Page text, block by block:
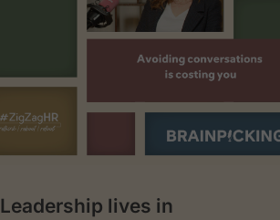
Leadership lives in